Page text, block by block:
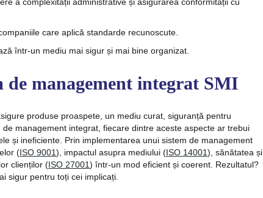
care aplică standarde recunoscute.
într-un mediu mai sigur și mai bine organizat.
de management integrat SMI
produse proaspete, un mediu curat, siguranță pentru
de management integrat, fiecare dintre aceste aspecte ar trebui
și ineficiente. Prin implementarea unui sistem de management
(ISO 9001), impactul asupra mediului (ISO 14001), sănătatea și
clienților (ISO 27001) într-un mod eficient și coerent. Rezultatul?
sigur pentru toți cei implicați.